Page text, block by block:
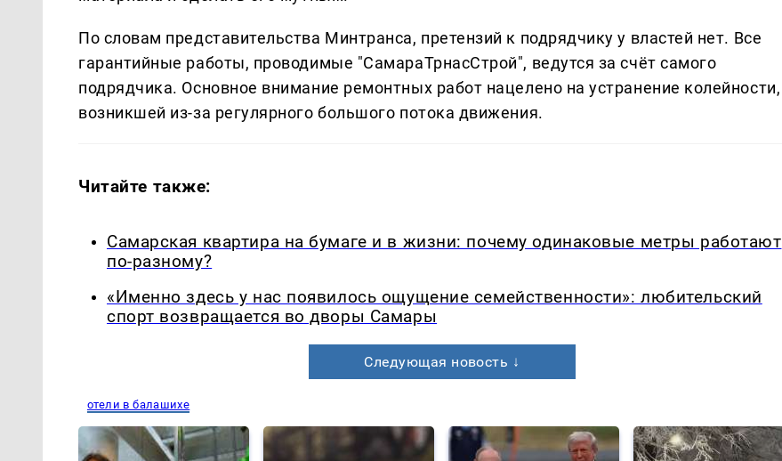
По словам представительства Минтранса, претензий к подрядчику у властей нет. Все
гарантийные работы, проводимые "СамараТрнасСтрой", ведутся за счёт самого
подрядчика. Основное внимание ремонтных работ нацелено на устранение колейности,
возникшей из-за регулярного большого потока движения.
Читайте также:
Самарская квартира на бумаге и в жизни: почему одинаковые метры работают
по-разному?
«Именно здесь у нас появилось ощущение семейственности»: любительский
спорт возвращается во дворы Самары
Следующая новость ↓
отели в балашихе